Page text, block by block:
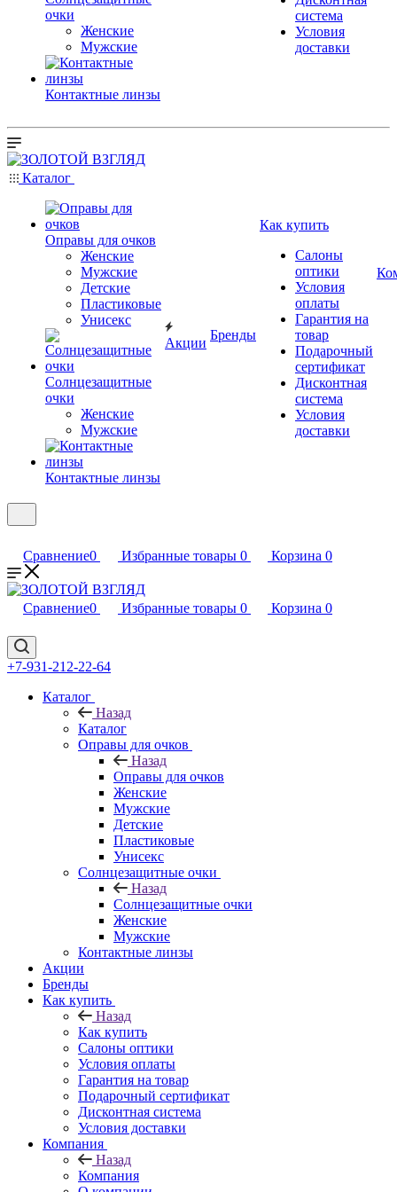
очки
Женские
Мужские
Контактные линзы
система
Условия
доставки
Каталог
Оправы для очков
Женские
Мужские
Детские
Пластиковые
Унисекс
Солнцезащитные
очки
Женские
Мужские
Контактные линзы
Акции
Бренды
Как купить
Салоны
оптики
Условия
оплаты
Гарантия на
товар
Подарочный
сертификат
Дисконтная
система
Условия
доставки
Сравнение0 Избранные товары 0 Корзина 0
Сравнение0 Избранные товары 0 Корзина 0
+7-931-212-22-64
Каталог
Назад
Каталог
Оправы для очков
Назад
Оправы для очков
Женские
Мужские
Детские
Пластиковые
Унисекс
Солнцезащитные очки
Назад
Солнцезащитные очки
Женские
Мужские
Контактные линзы
Акции
Бренды
Как купить
Назад
Как купить
Салоны оптики
Условия оплаты
Гарантия на товар
Подарочный сертификат
Дисконтная система
Условия доставки
Компания
Назад
Компания